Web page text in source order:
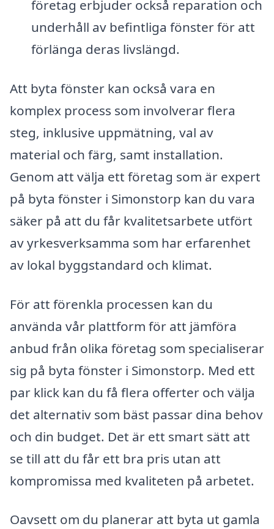
företag erbjuder också reparation och
underhåll av befintliga fönster för att
förlänga deras livslängd.
Att byta fönster kan också vara en
komplex process som involverar flera
steg, inklusive uppmätning, val av
material och färg, samt installation.
Genom att välja ett företag som är expert
på byta fönster i Simonstorp kan du vara
säker på att du får kvalitetsarbete utfört
av yrkesverksamma som har erfarenhet
av lokal byggstandard och klimat.
För att förenkla processen kan du
använda vår plattform för att jämföra
anbud från olika företag som specialiserar
sig på byta fönster i Simonstorp. Med ett
par klick kan du få flera offerter och välja
det alternativ som bäst passar dina behov
och din budget. Det är ett smart sätt att
se till att du får ett bra pris utan att
kompromissa med kvaliteten på arbetet.
Oavsett om du planerar att byta ut gamla